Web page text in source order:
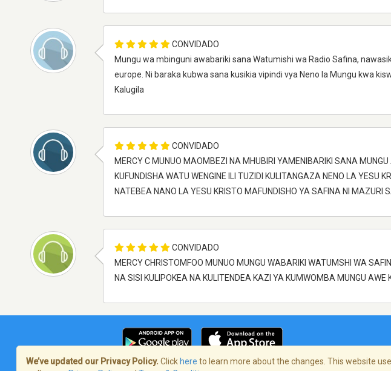
CONVIDADO
Mungu wa mbinguni awabariki sana Watumishi wa Radio Safina,
europe. Ni baraka kubwa sana kusikia vipindi vya Neno la Mungu kwa
Kalugila
CONVIDADO
MERCY C MUNUO MAOMBEZI NA MHUBIRI YAMENIBARIKI SANA
KUFUNDISHA WATU WENGINE ILI TUZIDI KULITANGAZA NENO LA YESU
NATEBEA NANO LA YESU KRISTO MAFUNDISHO YA SAFINA NI MAZURI
CONVIDADO
MERCY CHRISTOMFOO MUNUO MUNGU WABARIKI WATUMSHI WA
NA SISI KULIPOKEA NA KULITENDEA KAZI YA KUMWOMBA MUNGU
We’ve updated our Privacy Policy. Click here to learn more about the changes. This website